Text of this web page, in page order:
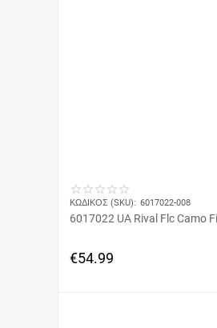
ΚΩΔΙΚΟΣ (SKU): 6017022-008
6017022 UA Rival Flc
€54.99